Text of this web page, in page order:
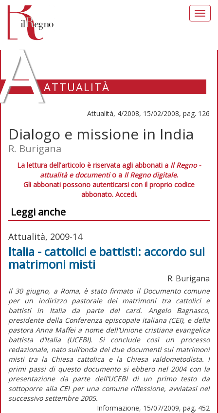
ATTUALITÀ
Attualità, 4/2008, 15/02/2008, pag. 126
Dialogo e missione in India
R. Burigana
La lettura dell'articolo è riservata agli abbonati a Il Regno -
attualità e documentio a Il Regno digitale.
Gli abbonati possono autenticarsi con il proprio codice
abbonato. Accedi.
Leggi anche
Attualità, 2009-14
Italia - cattolici e battisti: accordo sui
matrimoni misti
R. Burigana
Il 30 giugno, a Roma, è stato firmato il Documento comune
per un indirizzo pastorale dei matrimoni tra cattolici e
battisti in Italia da parte del card. Angelo Bagnasco,
presidente della Conferenza episcopale italiana (CEI), e della
pastora Anna Maffei a nome dell’Unione cristiana evangelica
battista d’Italia (UCEBI). Si conclude così un processo
redazionale, nato sull’onda dei due documenti sui matrimoni
misti tra la Chiesa cattolica e la Chiesa valdometodista. I
primi passi di questo documento si ebbero nel 2004 con la
presentazione da parte dell’UCEBI di un primo testo da
sottoporre alla CEI per una comune riflessione, avviatasi nel
successivo settembre 2005.
Informazione, 15/07/2009, pag. 452